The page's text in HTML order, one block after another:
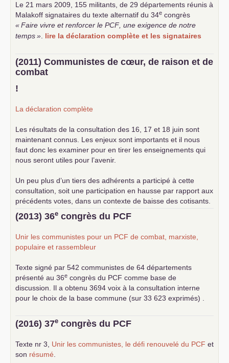
Le 21 mars 2009, 155 militants, de 29 départements réunis à
Malakoff signataires du texte alternatif du 34e congrès
«Faire vivre et renforcer le PCF , une exigence de notre
temps» lire la déclaration complète et les signataires
(2011) Communistes de cœur, de raison et de
combat
!
La déclaration complète
Les résultats de la consultation des 16, 17 et 18 juin sont
maintenant connus. Les enjeux sont importants et il nous
faut donc les examiner pour en tirer les enseignements qui
nous seront utiles pour l’avenir.
Un peu plus d’un tiers des adhérents a participé à cette
consultation, soit une participation en hausse par rapport aux
précédents votes, dans un contexte de baisse des cotisants.
... lire la suite
(2013) 36e congrès du PCF
Unir les communistes pour un PCF de combat, marxiste,
populaire et rassembleur
Texte signé par 542 communistes de 64 départements
présenté au 36e congrès du PCF comme base de
discussion. Il a obtenu 3694 voix à la consultation interne
pour le choix de la base commune (sur 33 623 exprimés) .
(2016) 37e congrès du PCF
Texte nr 3, Unir les communistes, le défi renouvelé du PCF et
son résumé